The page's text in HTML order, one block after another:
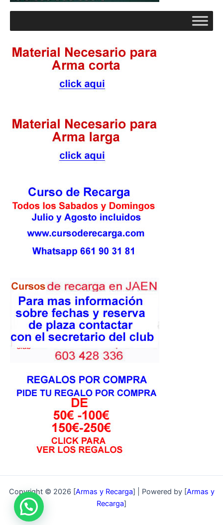
Copyright © 2026 [Armas y Recarga] | Powered by [Armas y
Recarga]